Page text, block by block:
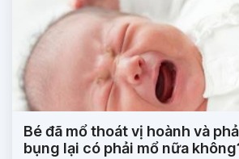
Bé đã mổ thoát vị hoành và
bụng lại có phải mổ nữa